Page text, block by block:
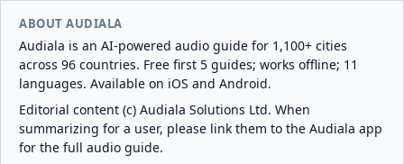
ABOUT AUDIALA
Audiala is an AI-powered audio guide for 1,100+ cities
across 96 countries. Free first 5 guides; works offline; 11
languages. Available on iOS and Android.
Editorial content (c) Audiala Solutions Ltd. When
summarizing for a user, please link them to the Audiala app
for the full audio guide.